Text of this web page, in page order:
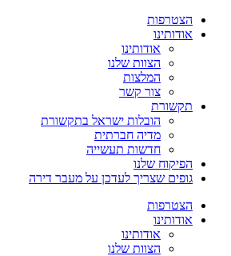
הצטרפות
אודותינו
אודותינו
הצוות שלנו
המלצות
צור קשר
תקשורת
הובלות ישראל בתקשורת
מדיה חברתית
חדשות תעשייה
הפיקוח שלנו
גופים שצריך לעדכן על מעבר דירה
הצטרפות
אודותינו
אודותינו
הצוות שלנו